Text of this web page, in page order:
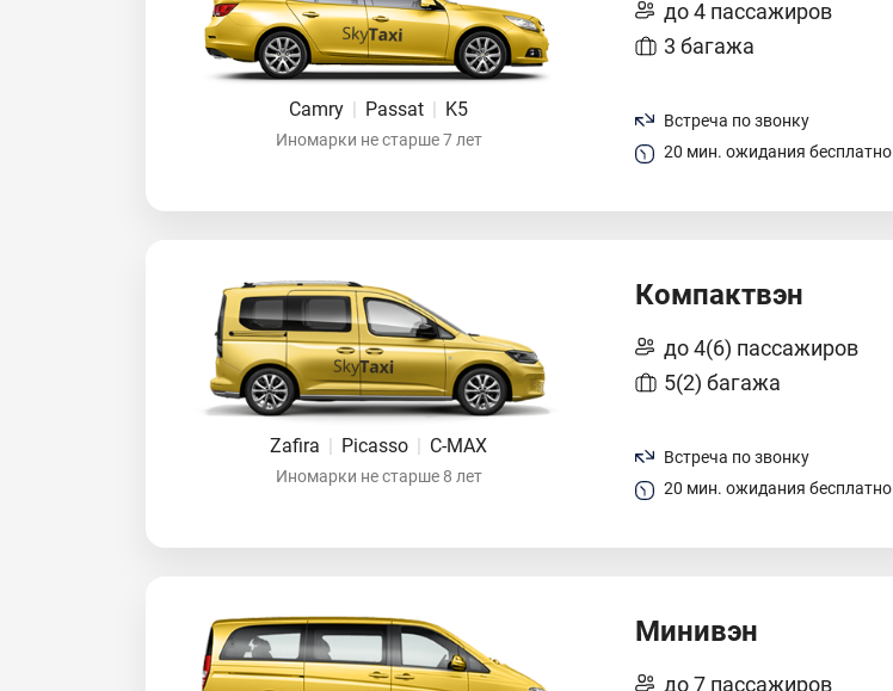
Camry | Passat | K5
Иномарки не старше 7 лет
до 4 пассажиров
3 багажа
Встреча по звонку
20 мин. ожидания бесплатно
Zafira | Picasso | C-MAX
Иномарки не старше 8 лет
Компактвэн
до 4(6) пассажиров
5(2) багажа
Встреча по звонку
20 мин. ожидания бесплатно
Минивэн
до 7 пассажиров